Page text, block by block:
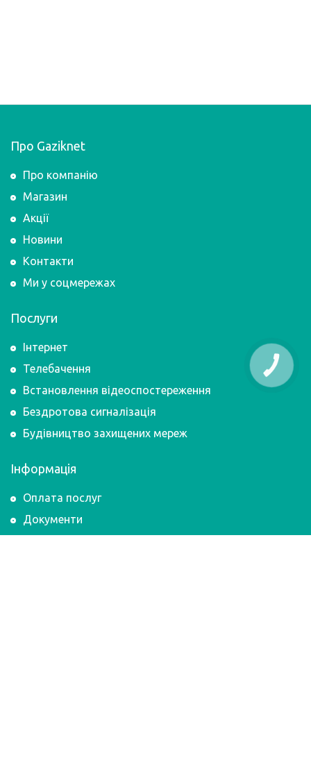
Про Gaziknet
Про компанію
Магазин
Акції
Новини
Контакти
Ми у соцмережах
Послуги
Інтернет
Телебачення
Встановлення відеоспостереження
Бездротова сигналізація
Будівництво захищених мереж
Інформація
Оплата послуг
Документи
КНОПКА
ЗВ'ЯЗКУ